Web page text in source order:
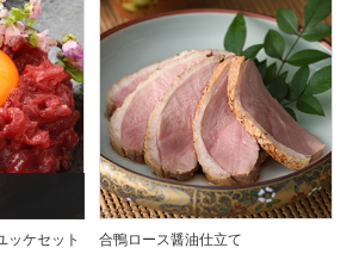
ッケセット 合鴨ロース醤油仕立て